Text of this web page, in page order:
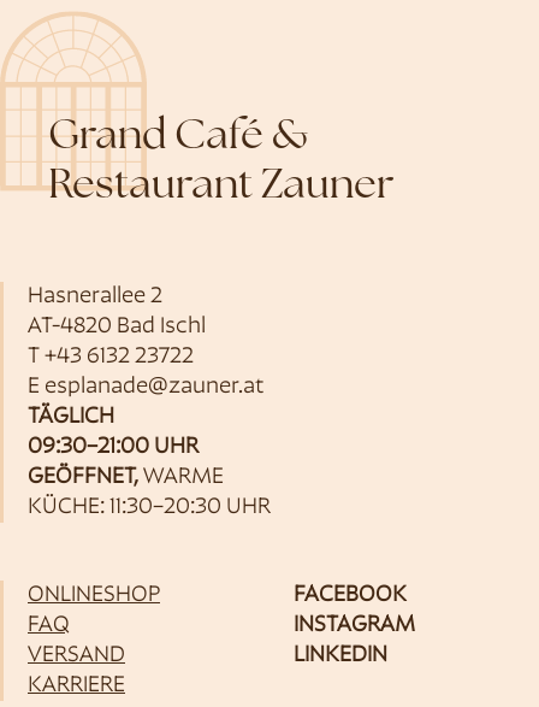
Grand Café &
Restaurant Zauner
Hasnerallee 2
AT-4820 Bad Ischl
T +43 6132 23722
E esplanade@zauner.at
TÄGLICH
09:30–21:00 UHR
GEÖFFNET, WARME
KÜCHE: 11:30–20:30 UHR
ONLINESHOP
FAQ
VERSAND
KARRIERE
FACEBOOK
INSTAGRAM
LINKEDIN